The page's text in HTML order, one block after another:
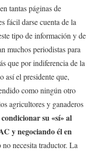
tantas páginas de
fácil darse cuenta de la
tipo de información y de
muchos periodistas para
que por indiferencia de la
así el presidente que,
como ningún otro
agricultores y ganaderos
su «sí» al
y negociando él en
necesita traductor. La